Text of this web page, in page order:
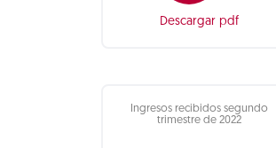
Descargar pdf
Ingresos recibidos segundo
trimestre de 2022